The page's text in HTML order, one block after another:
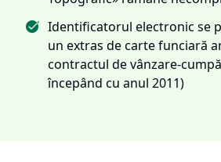
Identificatorul electronic se
un extras de carte funciară
contractul de vânzare-
începând cu anul 2011)